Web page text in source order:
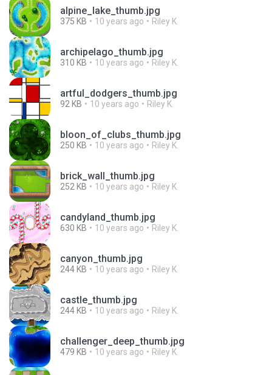
alpine_lake_thumb.jpg
375 KB 10 years ago Riley K.
archipelago_thumb.jpg
310 KB 10 years ago Riley K.
artful_dodgers_thumb.jpg
92 KB 10 years ago Riley K.
bloon_of_clubs_thumb.jpg
250 KB 10 years ago Riley K.
brick_wall_thumb.jpg
252 KB 10 years ago Riley K.
candyland_thumb.jpg
630 KB 10 years ago Riley K.
canyon_thumb.jpg
244 KB 10 years ago Riley K.
castle_thumb.jpg
244 KB 10 years ago Riley K.
challenger_deep_thumb.jpg
479 KB 10 years ago Riley K.